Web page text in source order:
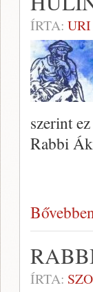
ÍRTA:
szerint
Rabbi
ÍRTA: